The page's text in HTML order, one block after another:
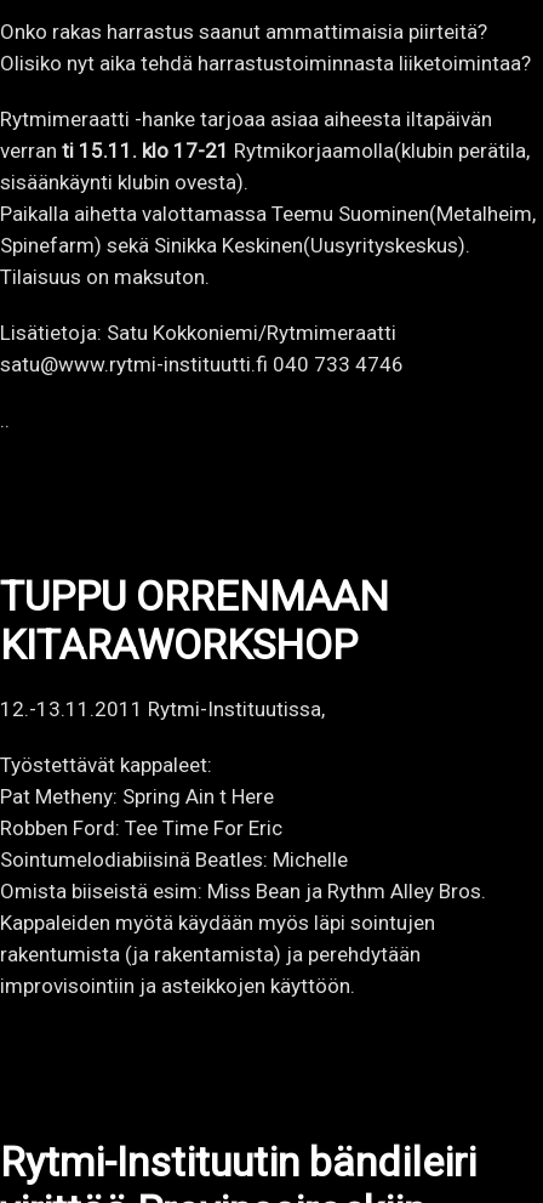
Onko rakas harrastus saanut ammattimaisia piirteitä?
Olisiko nyt aika tehdä harrastustoiminnasta liiketoimintaa?
Rytmimeraatti -hanke tarjoaa asiaa aiheesta iltapäivän
verran ti 15.11. klo 17-21 Rytmikorjaamolla(klubin perätila,
sisäänkäynti klubin ovesta).
Paikalla aihetta valottamassa Teemu Suominen(Metalheim,
Spinefarm) sekä Sinikka Keskinen(Uusyrityskeskus).
Tilaisuus on maksuton.
Lisätietoja: Satu Kokkoniemi/Rytmimeraatti
satu@www.rytmi-instituutti.fi 040 733 4746
..
TUPPU ORRENMAAN
KITARAWORKSHOP
12.-13.11.2011 Rytmi-Instituutissa,
Työstettävät kappaleet:
Pat Metheny: Spring Ain t Here
Robben Ford: Tee Time For Eric
Sointumelodiabiisinä Beatles: Michelle
Omista biiseistä esim: Miss Bean ja Rythm Alley Bros.
Kappaleiden myötä käydään myös läpi sointujen
rakentumista (ja rakentamista) ja perehdytään
improvisointiin ja asteikkojen käyttöön.
Rytmi-Instituutin bändileiri